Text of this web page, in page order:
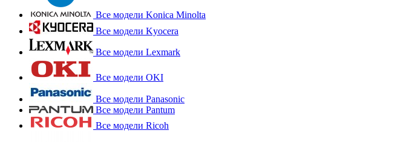
Все модели Konica Minolta
Все модели Kyocera
Все модели Lexmark
Все модели OKI
Все модели Panasonic
Все модели Pantum
Все модели Ricoh